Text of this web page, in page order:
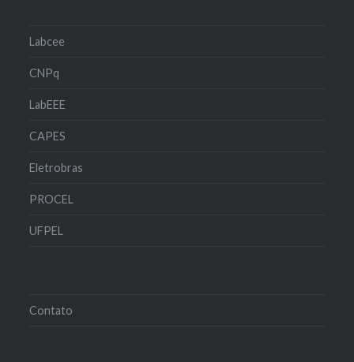
Labcee
CNPq
LabEEE
CAPES
Eletrobras
PROCEL
UFPEL
Contato